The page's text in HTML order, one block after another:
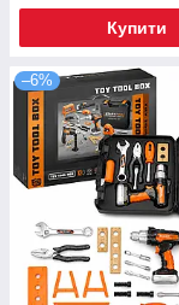
Купити
–6%